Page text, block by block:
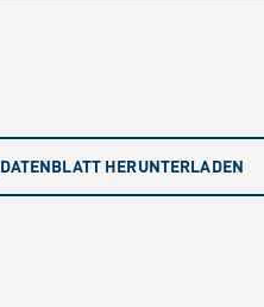
DATENBLATT HERUNTERLADEN